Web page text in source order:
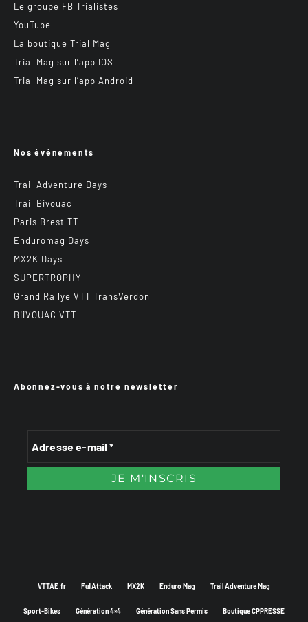
Le groupe FB Trialistes
YouTube
La boutique Trial Mag
Trial Mag sur l’app IOS
Trial Mag sur l’app Android
Nos événements
Trail Adventure Days
Trail Bivouac
Paris Brest TT
Enduromag Days
MX2K Days
SUPERTROPHY
Grand Rallye VTT TransVerdon
BiiVOUAC VTT
Abonnez-vous à notre newsletter
VTTAE.fr FullAttack MX2K Enduro Mag Trail Adventure Mag
Sport-Bikes Génération 4×4 Génération Sans Permis Boutique CPPRESSE